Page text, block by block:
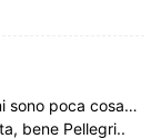
sono poca cosa…
bene Pellegri..